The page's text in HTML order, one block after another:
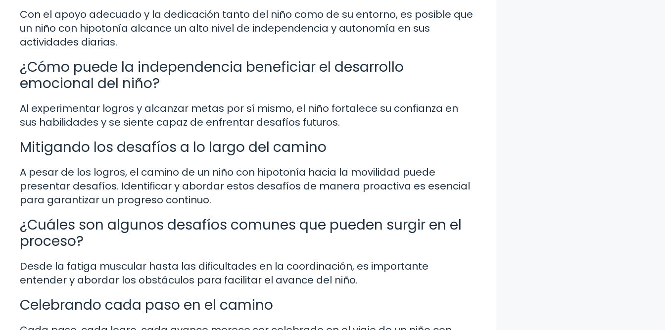
Con el apoyo adecuado y la dedicación tanto del niño como de su entorno, es posible que
un niño con hipotonía alcance un alto nivel de independencia y autonomía en sus
actividades diarias.
¿Cómo puede la independencia beneficiar el desarrollo
emocional del niño?
Al experimentar logros y alcanzar metas por sí mismo, el niño fortalece su confianza en
sus habilidades y se siente capaz de enfrentar desafíos futuros.
Mitigando los desafíos a lo largo del camino
A pesar de los logros, el camino de un niño con hipotonía hacia la movilidad puede
presentar desafíos. Identificar y abordar estos desafíos de manera proactiva es esencial
para garantizar un progreso continuo.
¿Cuáles son algunos desafíos comunes que pueden surgir en el
proceso?
Desde la fatiga muscular hasta las dificultades en la coordinación, es importante
entender y abordar los obstáculos para facilitar el avance del niño.
Celebrando cada paso en el camino